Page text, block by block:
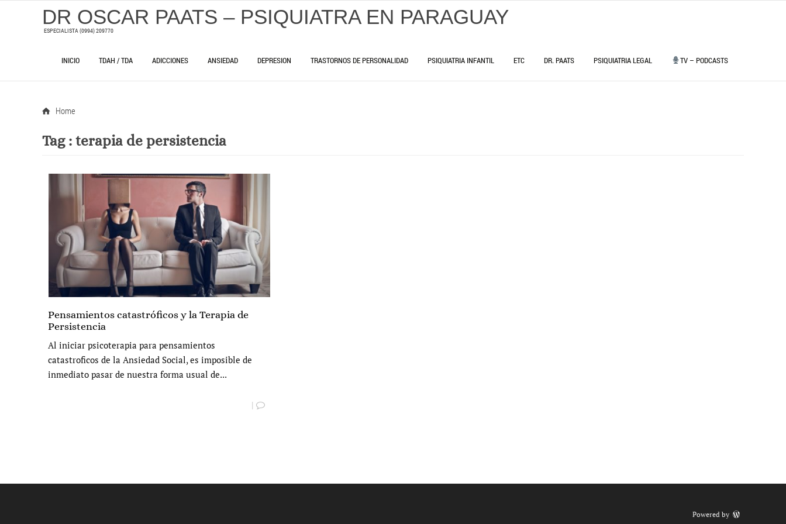
DR OSCAR PAATS – PSIQUIATRA EN PARAGUAY
ESPECIALISTA (0994) 209770
INICIO TDAH / TDA ADICCIONES ANSIEDAD DEPRESION TRASTORNOS DE PERSONALIDAD PSIQUIATRIA INFANTIL ETC DR. PAATS PSIQUIATRIA LEGAL TV – PODCASTS
Home
Tag : terapia de persistencia
Pensamientos catastróficos y la Terapia de
Persistencia
Al iniciar psicoterapia para pensamientos
catastroficos de la Ansiedad Social, es imposible de
inmediato pasar de nuestra forma usual de...
|
Powered by